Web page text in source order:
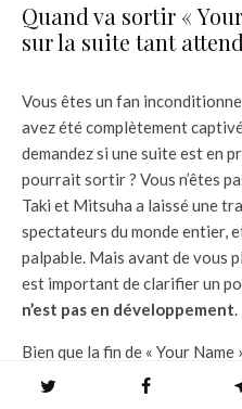
Quand va sortir «
sur la suite tant
Vous êtes un fan
avez été complètement
demandez si une suite est en
pourrait sortir ? Vous n’êtes
Taki et Mitsuha a laissé une
spectateurs du monde entier,
palpable. Mais avant de vous
est important de clarifier un
n’est pas en développement.
Bien que la fin de « Your
pour une suite, elle est